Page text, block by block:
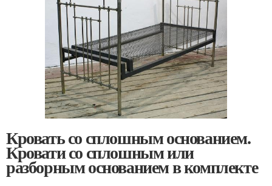
Кровать со сплошным основанием.
Кровати со сплошным или
разборным основанием в комплекте